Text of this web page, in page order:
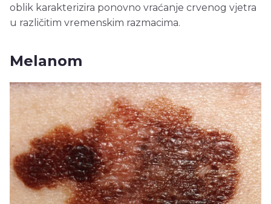
oblik karakterizira ponovno vraćanje crvenog vjetra
u različitim vremenskim razmacima.
Melanom